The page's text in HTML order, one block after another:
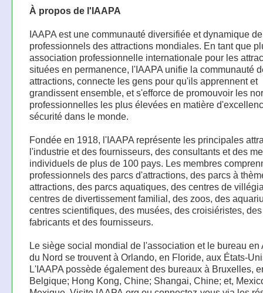
À propos de l'IAAPA
IAAPA est une communauté diversifiée et dynamique de
professionnels des attractions mondiales. En tant que
association professionnelle internationale pour les
situées en permanence, l'IAAPA unifie la communauté
attractions, connecte les gens pour qu'ils apprennent et
grandissent ensemble, et s'efforce de promouvoir les
professionnelles les plus élevées en matière
sécurité dans le monde.
Fondée en 1918, l'IAAPA représente les principales
l'industrie et des fournisseurs, des consultants et des
individuels de plus de 100 pays. Les membres
professionnels des parcs d'attractions, des parcs à
attractions, des parcs aquatiques, des centres de
centres de divertissement familial, des zoos, des
centres scientifiques, des musées, des croisiéristes, des
fabricants et des fournisseurs.
Le siège social mondial de l'association et le bureau en
du Nord se trouvent à Orlando, en Floride, aux États-
L'IAAPA possède également des bureaux à Bruxelles,
Belgique; Hong Kong, Chine; Shangai, Chine; et,